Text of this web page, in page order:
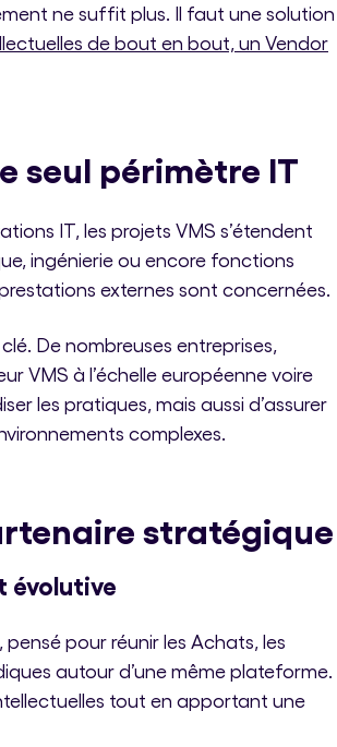
ne suffit plus. Il faut une solution
de bout en bout, un Vendor
seul périmètre IT
IT, les projets VMS s’étendent
ingénierie ou encore fonctions
externes sont concernées.
De nombreuses entreprises,
VMS à l’échelle européenne voire
les pratiques, mais aussi d’assurer
complexes.
stratégique
évolutive
pour réunir les Achats, les
autour d’une même plateforme.
tout en apportant une